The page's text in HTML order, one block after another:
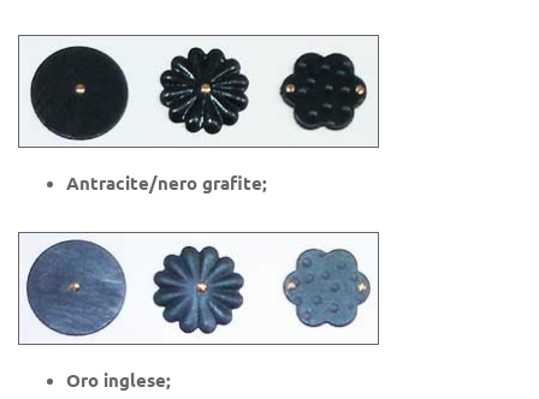
Antracite/nero grafite;
Oro inglese;